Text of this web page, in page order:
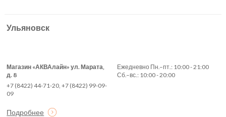
Ульяновск
Магазин «АКВАлайн» ул. Марата,
д. 8
+7 (8422) 44-71-20, +7 (8422) 99-09-
09
Подробнее
Ежедневно Пн.–пт.: 10:00 - 21:00
Сб.–вс.: 10:00 - 20:00